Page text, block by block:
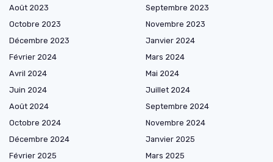
Août 2023
Septembre 2023
Octobre 2023
Novembre 2023
Décembre 2023
Janvier 2024
Février 2024
Mars 2024
Avril 2024
Mai 2024
Juin 2024
Juillet 2024
Août 2024
Septembre 2024
Octobre 2024
Novembre 2024
Décembre 2024
Janvier 2025
Février 2025
Mars 2025